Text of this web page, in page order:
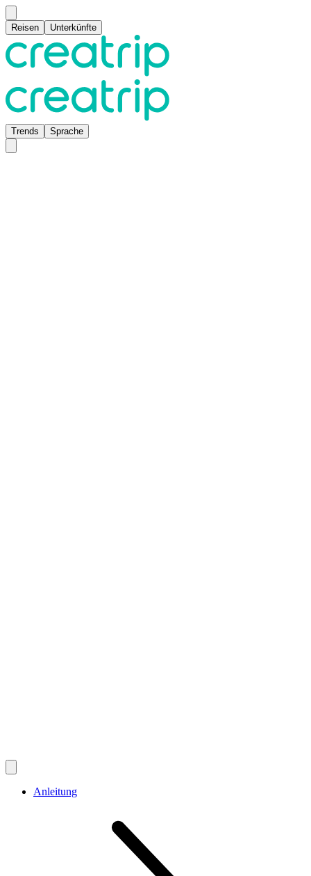
Reisen Unterkünfte
Trends Sprache
Anleitung